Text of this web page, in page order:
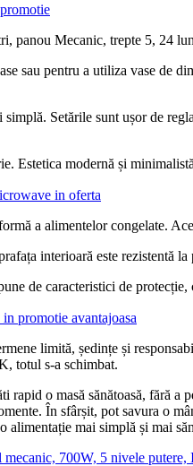
sau pentru a utiliza vase
Setările sunt ușor de
Estetica modernă și
in oferta
a alimentelor congelate.
interioară este rezistentă
de caracteristici de
promotie avantajoasa
limită, ședințe și
totul s-a schimbat.
o masă sănătoasă, fără
În sfârșit, pot savura o
alimentație mai simplă și mai
700W, 5 nivele